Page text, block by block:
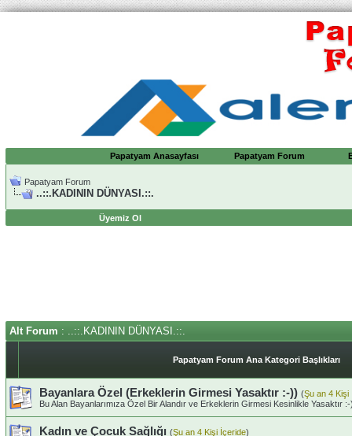
Papatyam Anasayfası Papatyam Forum
Papatyam Forum
..::.KADININ DÜNYASI.::.
Üyemiz Ol
Alt Forum : ..::.KADININ DÜNYASI.::.
Papatyam Forum Ana Kategori Başlıkları
Bayanlara Özel (Erkeklerin Girmesi Yasaktır :-)) (Şu an 4 Kişi
Bu Alan Bayanlarımıza Özel Bir Alandır ve Erkeklerin Girmesi Kesinlikle Yasaktır :-
Kadın ve Çocuk Sağlığı (Şu an 4 Kişi İçeride)